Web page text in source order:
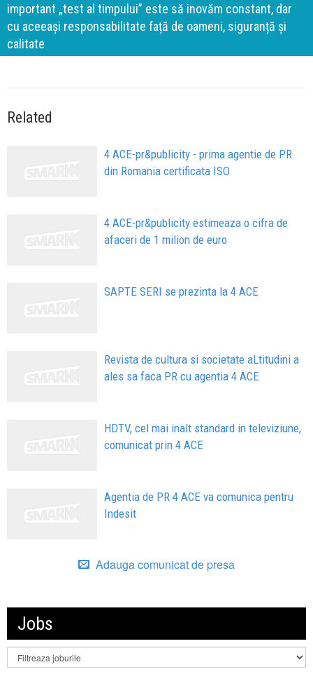
important „test al timpului” este să inovăm constant, dar
cu aceeași responsabilitate față de oameni, siguranță și
calitate
Related
4 ACE-pr&publicity - prima agentie de PR
din Romania certificata ISO
4 ACE-pr&publicity estimeaza o cifra de
afaceri de 1 milion de euro
SAPTE SERI se prezinta la 4 ACE
Revista de cultura si societate aLtitudini a
ales sa faca PR cu agentia 4 ACE
HDTV, cel mai inalt standard in televiziune,
comunicat prin 4 ACE
Agentia de PR 4 ACE va comunica pentru
Indesit
Adauga comunicat de presa
Jobs